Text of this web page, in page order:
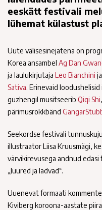
eeskätt festivali
lühemat külastust
Uute välisesinejatena on
Korea ansambel Ag Dan
ja laulukirjutaja Leo Bianchini
Sativa. Erinevaid
guzhengil musitseerib Qiqi Shi
pärimusrokkbänd
Seekordse festivali
illustraator Liisa Kruusmägi,
värvikirevusega andnud
„Juured ja ladvad“.
Uuenevat formaati
Kiviberg koroona-aastate